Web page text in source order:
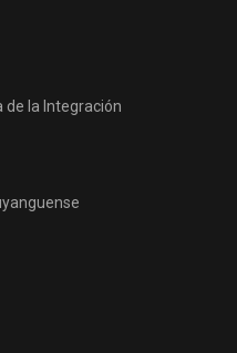
de la Integración